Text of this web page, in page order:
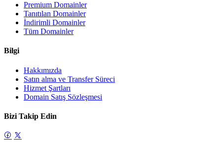
Premium Domainler
Tanıtılan Domainler
İndirimli Domainler
Tüm Domainler
Bilgi
Hakkımızda
Satın alma ve Transfer Süreci
Hizmet Şartları
Domain Satış Sözleşmesi
Bizi Takip Edin